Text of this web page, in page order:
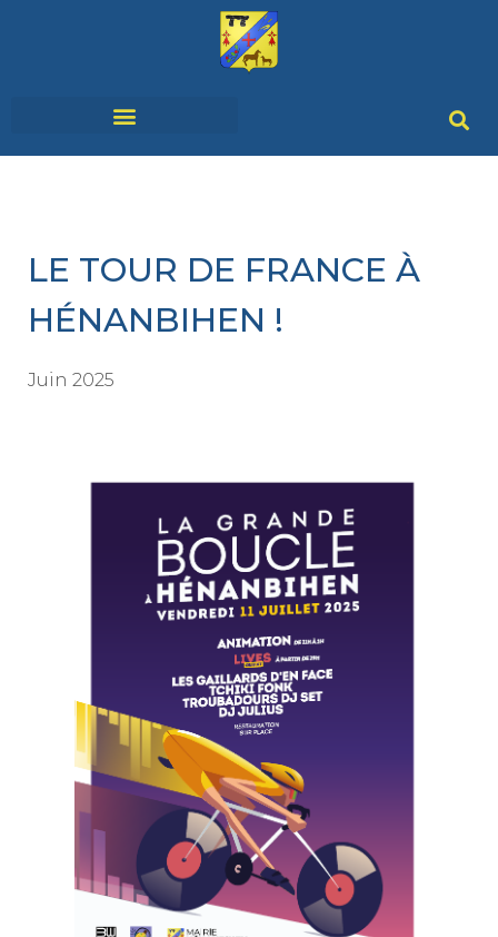
LE TOUR DE FRANCE À
HÉNANBIHEN !
Juin 2025